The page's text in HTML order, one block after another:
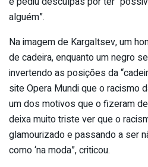
alguém”.
Na imagem de Kargaltsev, um
de cadeira, enquanto um negro
invertendo as posições da
site Opera Mundi que o racismo
um dos motivos que o fizeram
deixa muito triste ver que o
glamourizado e passando a ser
como ‘na moda”, criticou.